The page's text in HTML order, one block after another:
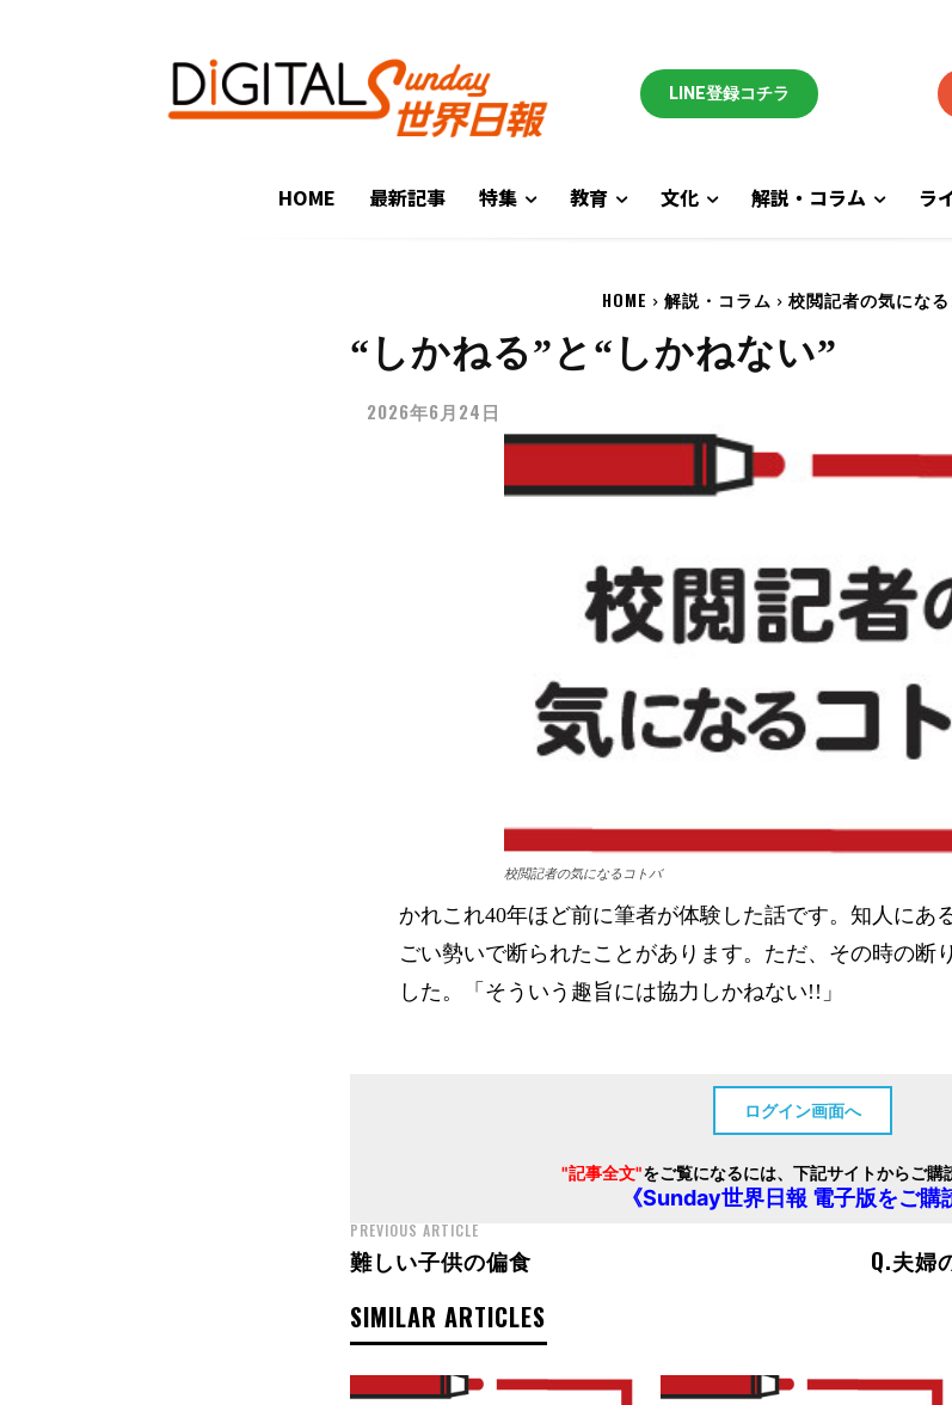
LINE登録コチラ
HOME 最新記事 特集 教育 文化 解説・コラム ラ
HOME 解説・コラム 校閲記者の気にな
“しかねる”と“しかねない”
2026年6月24日
校閲記者の気になるコトバ
かれこれ40年ほど前に筆者が体験した話です。知人にあ
ごい勢いで断られたことがあります。ただ、その時の断
した。「そういう趣旨には協力しかねない!!」
ログイン画面へ
"記事全文"をご覧になるには、下記サイトからご購
《Sunday世界日報 電子版をご購
PREVIOUS ARTICLE
難しい子供の偏食 Q.夫婦
SIMILAR ARTICLES